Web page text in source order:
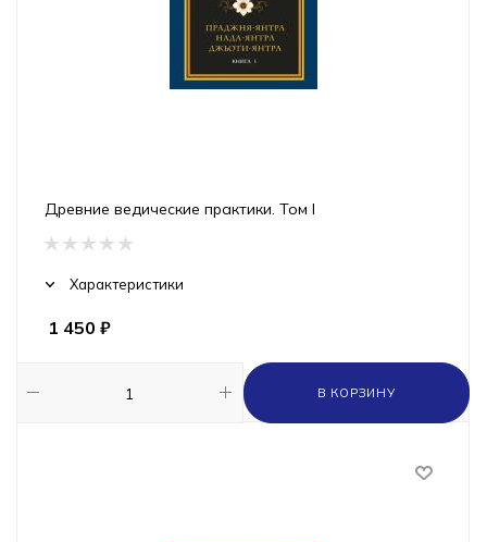
Древние ведические практики. Том I
Характеристики
1 450 ₽
В КОРЗИНУ